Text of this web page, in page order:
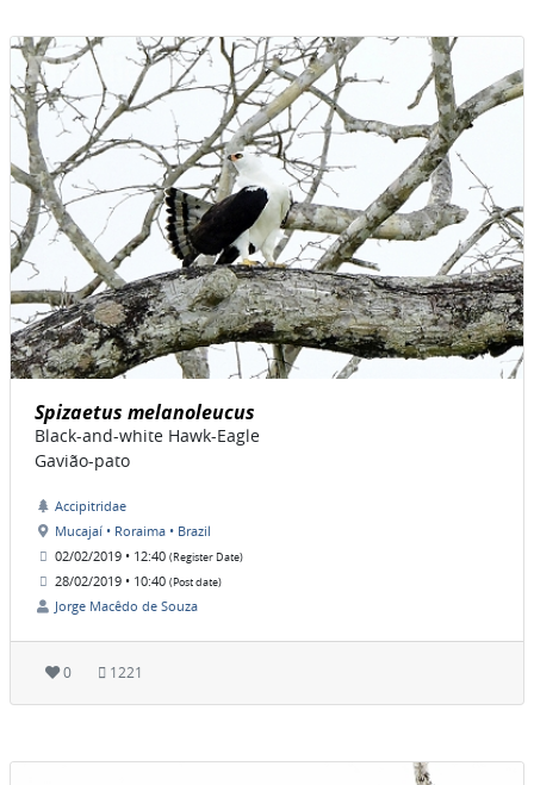
Spizaetus melanoleucus
Black-and-white Hawk-Eagle
Gavião-pato
Accipitridae
Mucajaí • Roraima • Brazil
02/02/2019 • 12:40 (Register Date)
28/02/2019 • 10:40 (Post date)
Jorge Macêdo de Souza
0 1221